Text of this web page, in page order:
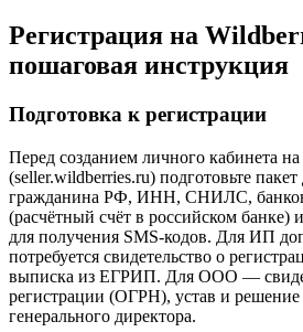
Регистрация на
пошаговая инструкция
Подготовка к регистрации
Перед созданием личного кабинета
(seller.wildberries.ru) подготовьте
гражданина РФ, ИНН, СНИЛС,
(расчётный счёт в российском банке)
для получения SMS-кодов. Для ИП
потребуется свидетельство о
выписка из ЕГРИП. Для ООО —
регистрации (ОГРН), устав и решение
генерального директора.